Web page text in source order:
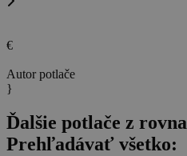
€
Autor potlače
}
Ďalšie potlače z
Prehľadávať všetko: